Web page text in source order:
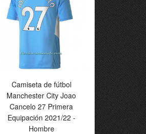
Camiseta de fútbol
Manchester City Joao
Cancelo 27 Primera
Equipación 2021/22 -
Hombre